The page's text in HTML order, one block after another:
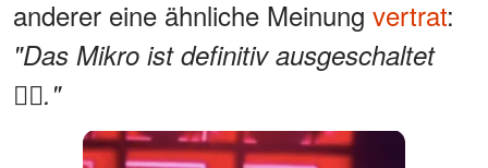
anderer eine ähnliche Meinung vertrat:
"Das Mikro ist definitiv ausgeschaltet
🙂‍↔️."